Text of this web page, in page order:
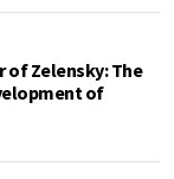
of Zelensky: The
of